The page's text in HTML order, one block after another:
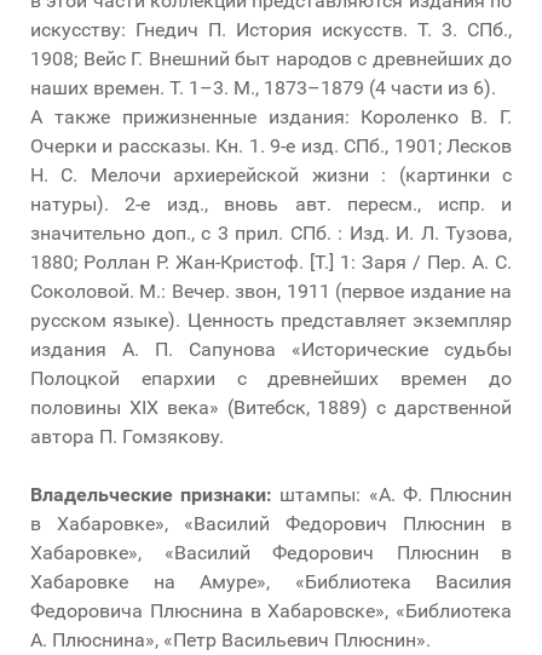
искусству: Гнедич П. История искусств. Т. 3. СПб.,
1908; Вейс Г. Внешний быт народов с древнейших до
наших времен. Т. 1–3. М., 1873–1879 (4 части из 6).
А также прижизненные издания: Короленко В. Г.
Очерки и рассказы. Кн. 1. 9-е изд. СПб., 1901; Лесков
Н. С. Мелочи архиерейской жизни : (картинки с
натуры). 2-е изд., вновь авт. пересм., испр. и
значительно доп., с 3 прил. СПб. : Изд. И. Л. Тузова,
1880; Роллан Р. Жан-Кристоф. [Т.] 1: Заря / Пер. А. С.
Соколовой. М.: Вечер. звон, 1911 (первое издание на
русском языке). Ценность представляет экземпляр
издания А. П. Сапунова «Исторические судьбы
Полоцкой епархии с древнейших времен до
половины XIX века» (Витебск, 1889) с дарственной
автора П. Гомзякову.
Владельческие признаки: штампы: «А. Ф. Плюснин
в Хабаровке», «Василий Федорович Плюснин в
Хабаровке», «Василий Федорович Плюснин в
Хабаровке на Амуре», «Библиотека Василия
Федоровича Плюснина в Хабаровске», «Библиотека
А. Плюснина», «Петр Васильевич Плюснин».